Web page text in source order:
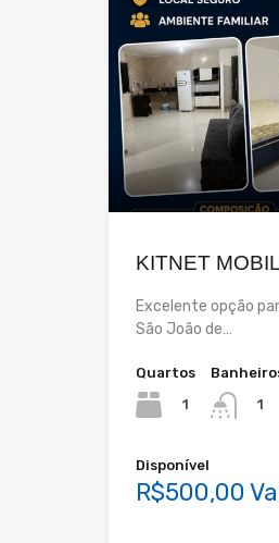
KITNET
Excelente opção
São João de…
Quartos
1
1
Disponível
R$500,00